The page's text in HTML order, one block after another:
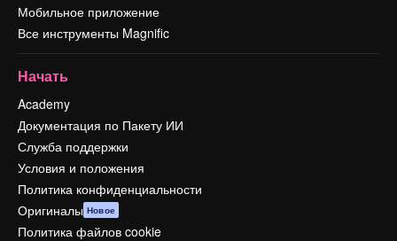
Мобильное приложение
Все инструменты Magnific
Начать
Academy
Документация по Пакету ИИ
Служба поддержки
Условия и положения
Политика конфиденциальности
Оригиналы Новое
Политика файлов cookie